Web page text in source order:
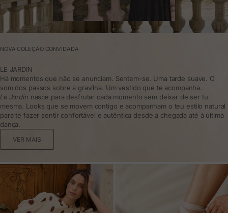
NOVA COLEÇÃO CONVIDADA
LE JARDIN
Há momentos que não se anunciam. Sentem-se. Uma tarde suave. O
som dos passos sobre a gravilha. Um vestido que te acompanha.
Le Jardin nasce para desfrutar cada momento sem deixar de ser tu
mesma. Looks que se movem contigo e acompanham o teu estilo natural
para te fazer sentir confortável e autêntica desde a chegada até à última
dança.
VER MAIS